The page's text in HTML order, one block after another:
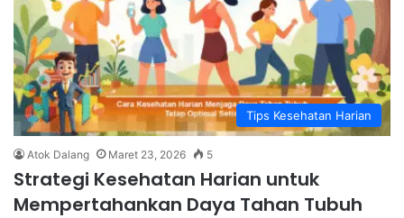
Tips Kesehatan Harian
Atok Dalang Maret 23, 2026 5
Strategi Kesehatan Harian untuk
Mempertahankan Daya Tahan Tubuh